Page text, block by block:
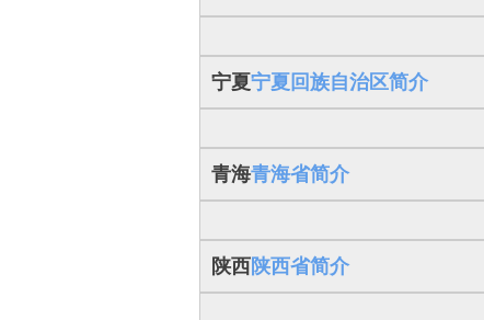
宁夏宁夏回族自治区简介
青海青海省简介
陕西陕西省简介